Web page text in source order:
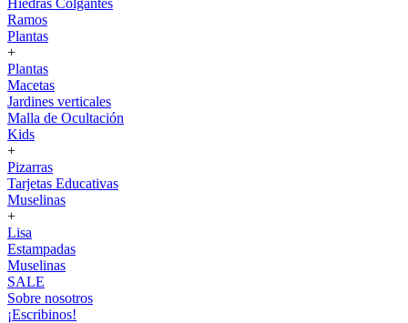
Hiedras Colgantes
Ramos
Plantas
+
Plantas
Macetas
Jardines verticales
Malla de Ocultación
Kids
+
Pizarras
Tarjetas Educativas
Muselinas
+
Lisa
Estampadas
Muselinas
SALE
Sobre nosotros
¡Escribinos!